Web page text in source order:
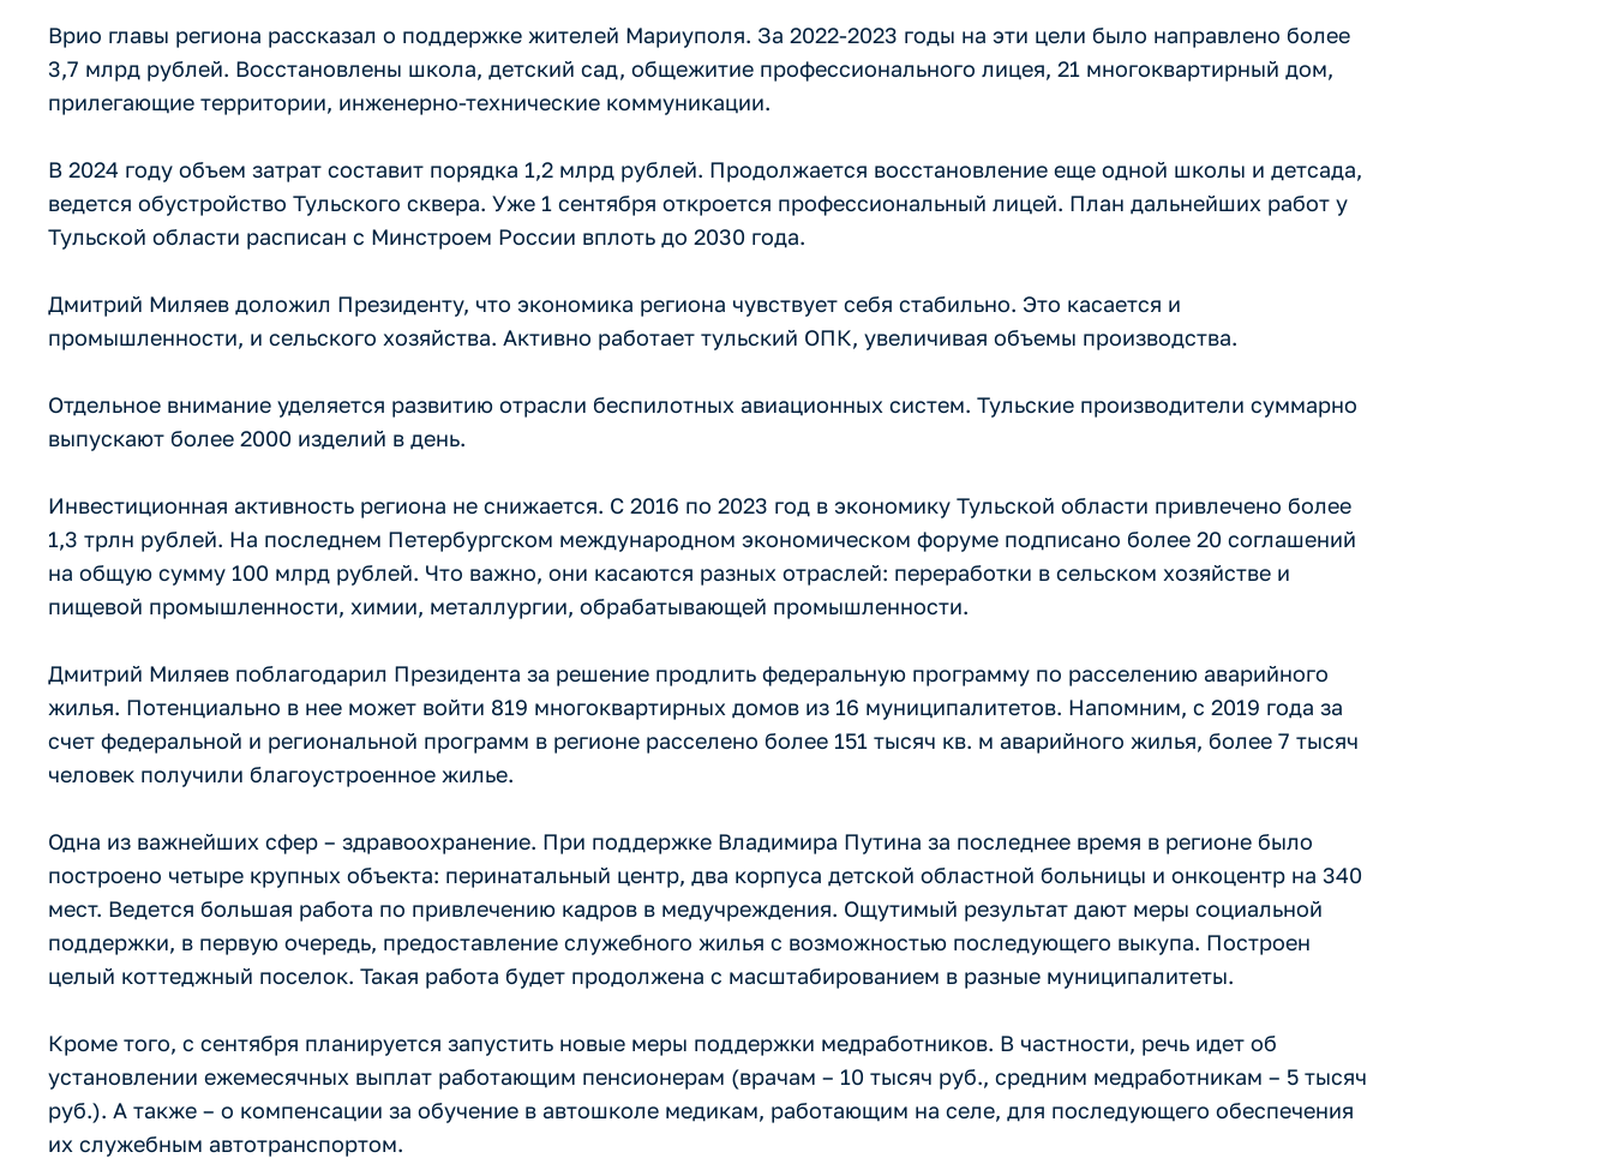
Врио главы региона рассказал о поддержке жителей Мариуполя. За 2022-2023 годы на эти цели было направлено более
3,7 млрд рублей. Восстановлены школа, детский сад, общежитие профессионального лицея, 21 многоквартирный дом,
прилегающие территории, инженерно-технические коммуникации.
В 2024 году объем затрат составит порядка 1,2 млрд рублей. Продолжается восстановление еще одной школы и детсада,
ведется обустройство Тульского сквера. Уже 1 сентября откроется профессиональный лицей. План дальнейших работ у
Тульской области расписан с Минстроем России вплоть до 2030 года.
Дмитрий Миляев доложил Президенту, что экономика региона чувствует себя стабильно. Это касается и
промышленности, и сельского хозяйства. Активно работает тульский ОПК, увеличивая объемы производства.
Отдельное внимание уделяется развитию отрасли беспилотных авиационных систем. Тульские производители суммарно
выпускают более 2000 изделий в день.
Инвестиционная активность региона не снижается. С 2016 по 2023 год в экономику Тульской области привлечено более
1,3 трлн рублей. На последнем Петербургском международном экономическом форуме подписано более 20 соглашений
на общую сумму 100 млрд рублей. Что важно, они касаются разных отраслей: переработки в сельском хозяйстве и
пищевой промышленности, химии, металлургии, обрабатывающей промышленности.
Дмитрий Миляев поблагодарил Президента за решение продлить федеральную программу по расселению аварийного
жилья. Потенциально в нее может войти 819 многоквартирных домов из 16 муниципалитетов. Напомним, с 2019 года за
счет федеральной и региональной программ в регионе расселено более 151 тысяч кв. м аварийного жилья, более 7 тысяч
человек получили благоустроенное жилье.
Одна из важнейших сфер – здравоохранение. При поддержке Владимира Путина за последнее время в регионе было
построено четыре крупных объекта: перинатальный центр, два корпуса детской областной больницы и онкоцентр на 340
мест. Ведется большая работа по привлечению кадров в медучреждения. Ощутимый результат дают меры социальной
поддержки, в первую очередь, предоставление служебного жилья с возможностью последующего выкупа. Построен
целый коттеджный поселок. Такая работа будет продолжена с масштабированием в разные муниципалитеты.
Кроме того, с сентября планируется запустить новые меры поддержки медработников. В частности, речь идет об
установлении ежемесячных выплат работающим пенсионерам (врачам – 10 тысяч руб., средним медработникам – 5 тысяч
руб.). А также – о компенсации за обучение в автошколе медикам, работающим на селе, для последующего обеспечения
их служебным автотранспортом.